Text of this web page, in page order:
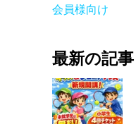
会員様向け
最新の記事